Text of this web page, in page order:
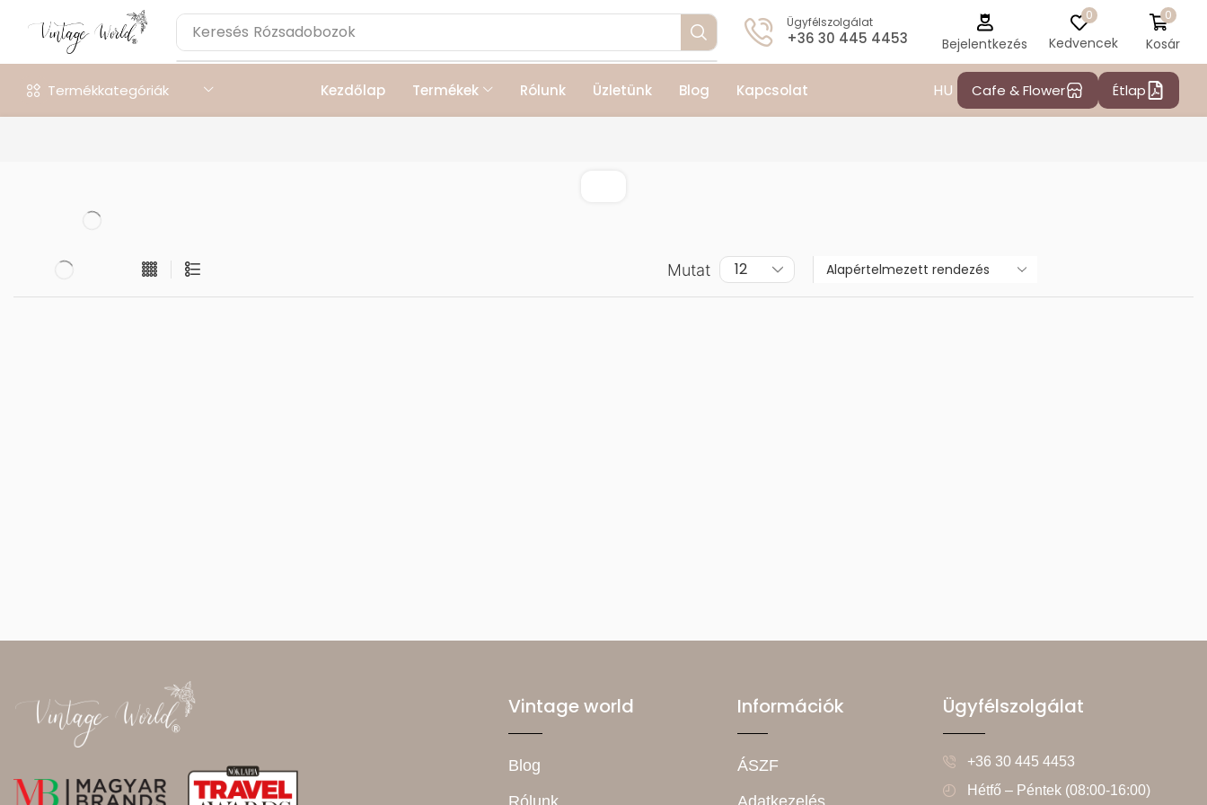
Keresés Rózsadobozok Ügyfélszolgálat
+36 30 445 4453 Bejelentkezés
0
Kedvencek
0
Kosár
Termékkategóriák Kezdőlap Termékek Rólunk Üzletünk Blog Kapcsolat HU Cafe & Flower Étlap
Mutat
Vintage world
Blog
Rólunk
Információk
ÁSZF
Adatkezelés
Ügyfélszolgálat
+36 30 445 4453
Hétfő – Péntek (08:00-16:00)